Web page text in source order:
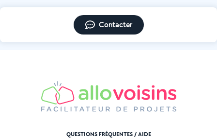
Contacter
QUESTIONS FRÉQUENTES / AIDE